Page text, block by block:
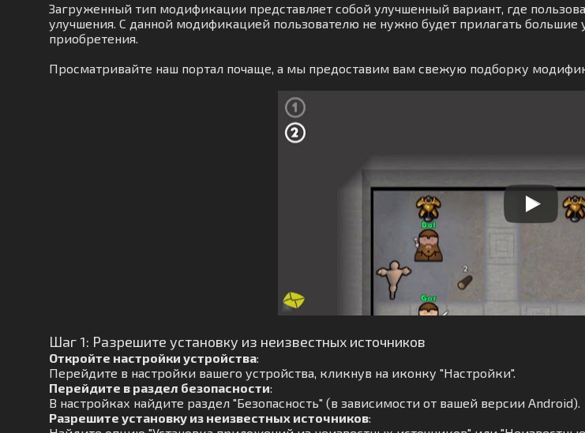
Загруженный тип модификации представляет собой улучшенный вариант, где
улучшения. С данной модификацией пользователю не нужно будет прилагать
приобретения.
Просматривайте наш портал почаще, а мы предоставим вам свежую подборку
Шаг 1: Разрешите установку из неизвестных источников
Откройте настройки устройства:
Перейдите в настройки вашего устройства, кликнув на иконку "Настройки".
Перейдите в раздел безопасности:
В настройках найдите раздел "Безопасность" (в зависимости от вашей версии Android).
Разрешите установку из неизвестных источников: